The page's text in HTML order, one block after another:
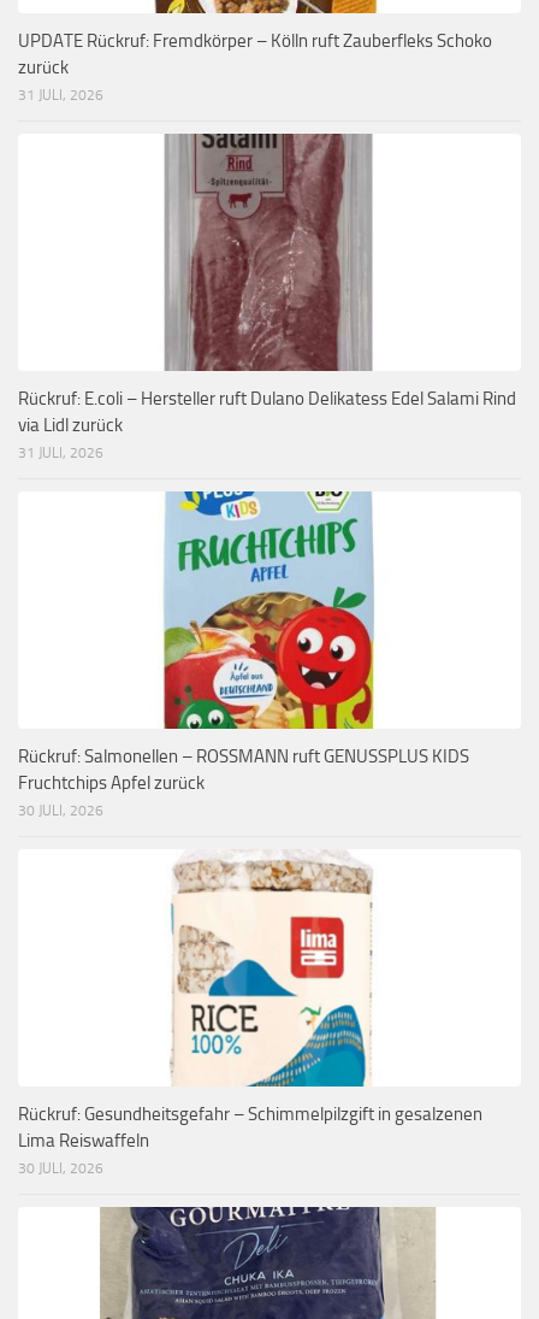
UPDATE Rückruf: Fremdkörper – Kölln ruft Zauberfleks Schoko
zurück
31 JULI, 2026
Rückruf: E.coli – Hersteller ruft Dulano Delikatess Edel Salami Rind
via Lidl zurück
31 JULI, 2026
Rückruf: Salmonellen – ROSSMANN ruft GENUSSPLUS KIDS
Fruchtchips Apfel zurück
30 JULI, 2026
Rückruf: Gesundheitsgefahr – Schimmelpilzgift in gesalzenen
Lima Reiswaffeln
30 JULI, 2026